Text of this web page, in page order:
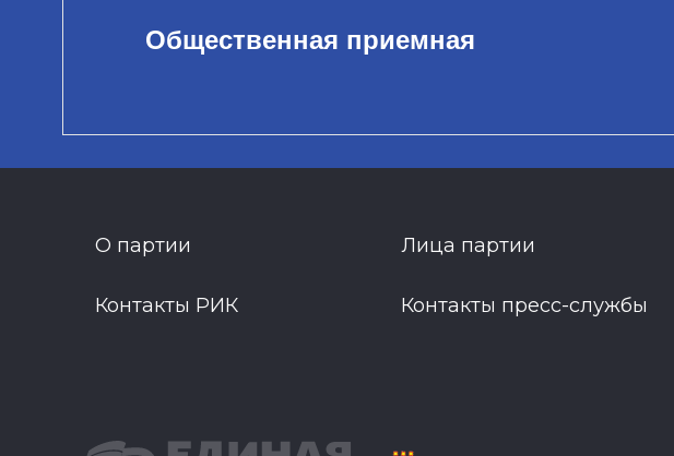
Общественная приемная
О партии Лица партии
Контакты РИК Контакты пресс-службы